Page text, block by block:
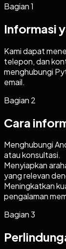
Bagian1
Informasi
Kami dapat
telepon, dan
menghubungi
email.
Bagian 2
Cara
Menghubungi
atau konsultasi.
Menyiapkan
yang relevan
Meningkatkan
pengalaman
Bagian3